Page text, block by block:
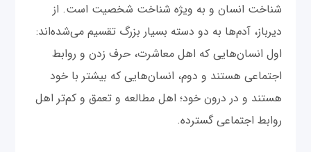
شناخت انسان و به ویژه شناخت شخصیت است. از
دیرباز، آدم‌ها به دو دسته بسیار بزرگ تقسیم می‌شده‌اند:
اول انسان‌هایی که اهل معاشرت، حرف زدن و روابط
اجتماعی هستند و دوم، انسان‌هایی که بیشتر با خود
هستند و در درون خود؛ اهل مطالعه و تعمق و کم‌تر اهل
روابط اجتماعی گسترده.